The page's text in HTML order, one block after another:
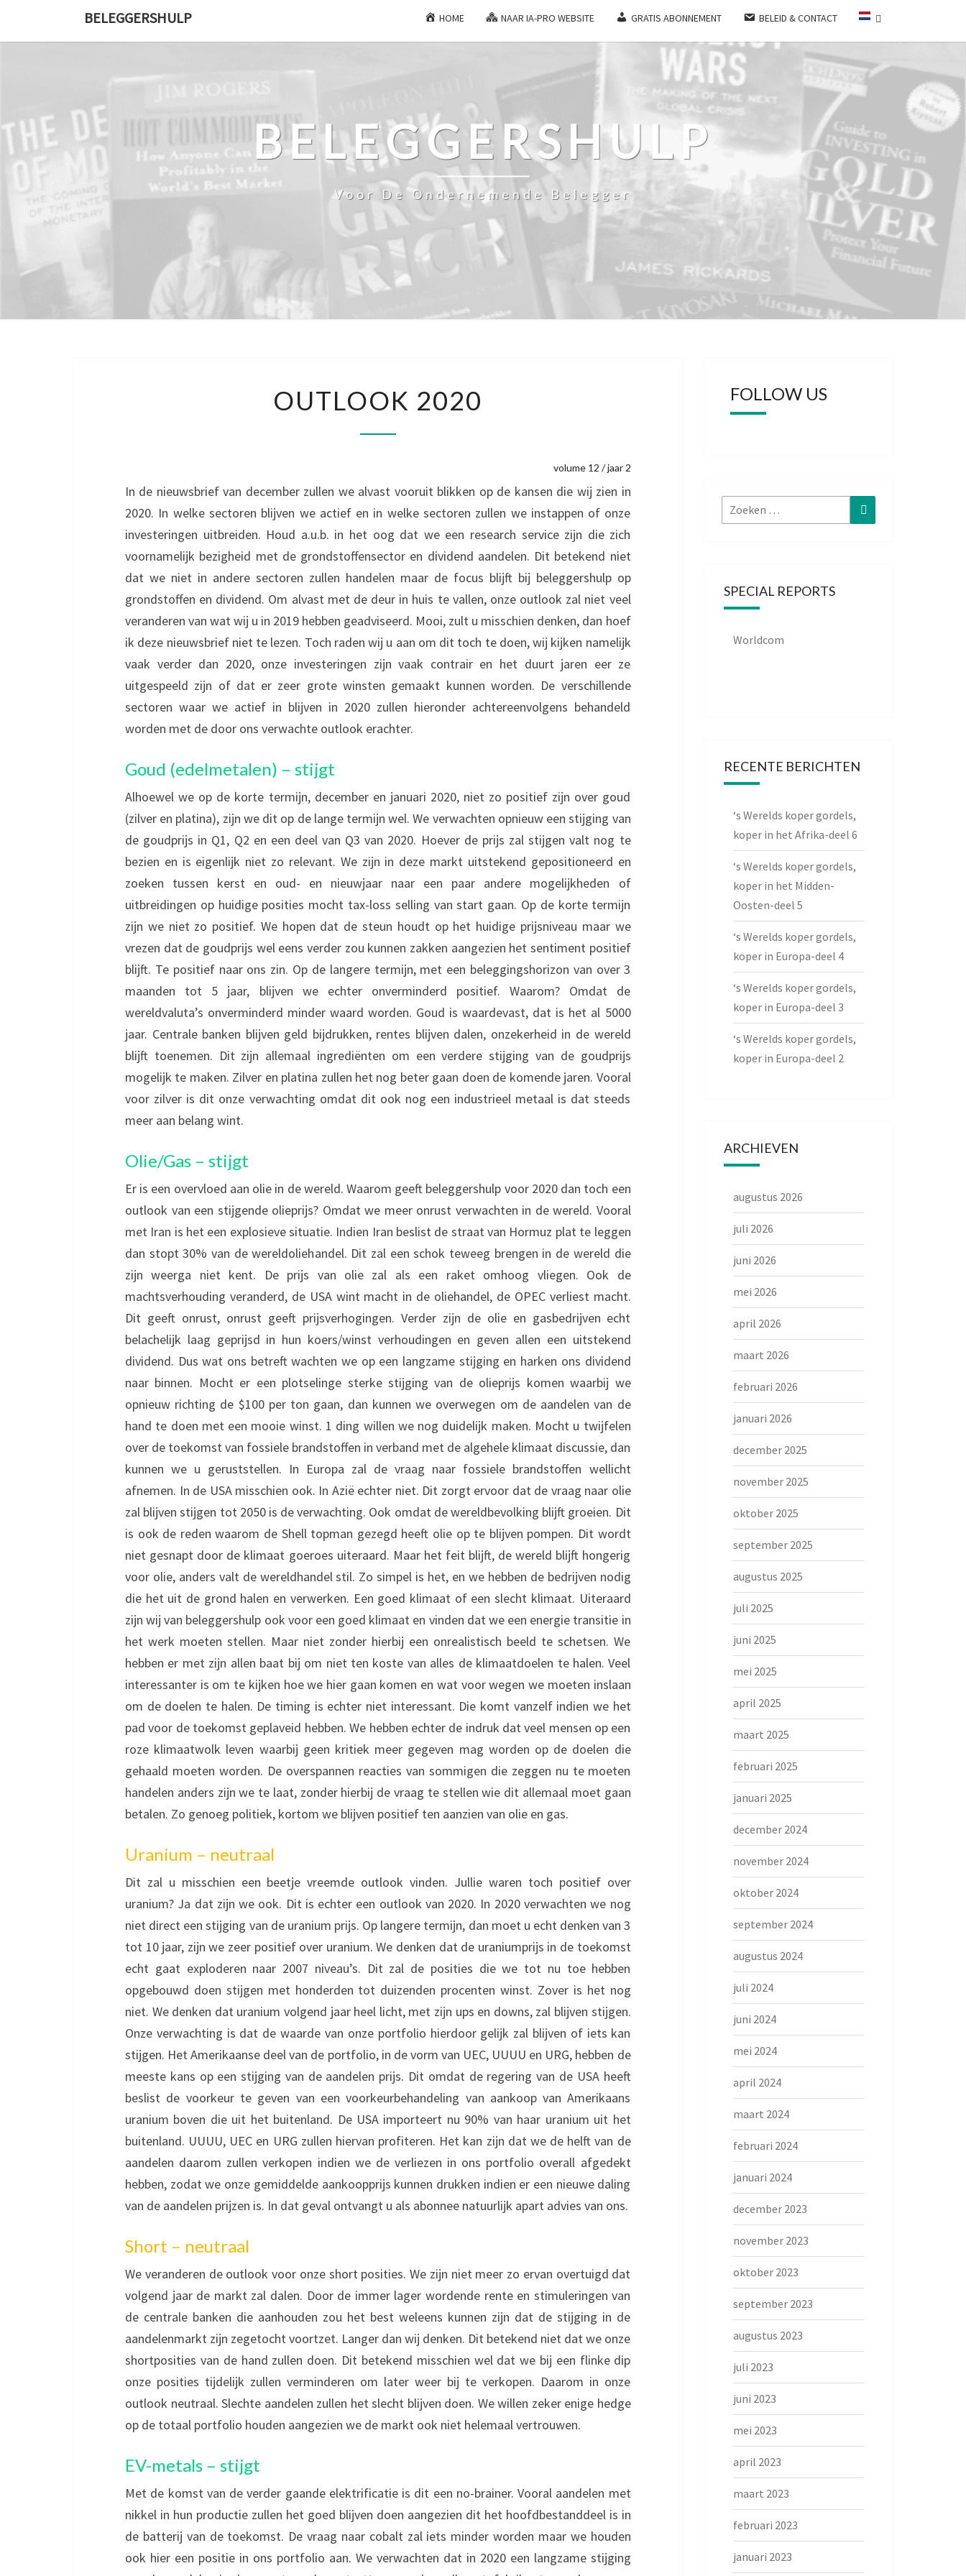
BELEGGERSHULP HOME NAAR IA-PRO WEBSITE GRATIS ABONNEMENT BELEID & CONTACT
BELEGGERSHULP
Voor De Ondernemende Belegger
2020
OUTLOOK 2020
volume 12 / jaar 2
In de nieuwsbrief van december zullen we alvast vooruit blikken op de kansen die wij zien in
2020. In welke sectoren blijven we actief en in welke sectoren zullen we instappen of onze
investeringen uitbreiden. Houd a.u.b. in het oog dat we een research service zijn die zich
voornamelijk bezigheid met de grondstoffensector en dividend aandelen. Dit betekend niet
dat we niet in andere sectoren zullen handelen maar de focus blijft bij beleggershulp op
grondstoffen en dividend. Om alvast met de deur in huis te vallen, onze outlook zal niet veel
veranderen van wat wij u in 2019 hebben geadviseerd. Mooi, zult u misschien denken, dan hoef
ik deze nieuwsbrief niet te lezen. Toch raden wij u aan om dit toch te doen, wij kijken namelijk
vaak verder dan 2020, onze investeringen zijn vaak contrair en het duurt jaren eer ze
uitgespeeld zijn of dat er zeer grote winsten gemaakt kunnen worden. De verschillende
sectoren waar we actief in blijven in 2020 zullen hieronder achtereenvolgens behandeld
worden met de door ons verwachte outlook erachter.
Goud (edelmetalen) – stijgt
Alhoewel we op de korte termijn, december en januari 2020, niet zo positief zijn over goud
(zilver en platina), zijn we dit op de lange termijn wel. We verwachten opnieuw een stijging van
de goudprijs in Q1, Q2 en een deel van Q3 van 2020. Hoever de prijs zal stijgen valt nog te
bezien en is eigenlijk niet zo relevant. We zijn in deze markt uitstekend gepositioneerd en
zoeken tussen kerst en oud- en nieuwjaar naar een paar andere mogelijkheden of
uitbreidingen op huidige posities mocht tax-loss selling van start gaan. Op de korte termijn
zijn we niet zo positief. We hopen dat de steun houdt op het huidige prijsniveau maar we
vrezen dat de goudprijs wel eens verder zou kunnen zakken aangezien het sentiment positief
blijft. Te positief naar ons zin. Op de langere termijn, met een beleggingshorizon van over 3
maanden tot 5 jaar, blijven we echter onverminderd positief. Waarom? Omdat de
wereldvaluta’s onverminderd minder waard worden. Goud is waardevast, dat is het al 5000
jaar. Centrale banken blijven geld bijdrukken, rentes blijven dalen, onzekerheid in de wereld
blijft toenemen. Dit zijn allemaal ingrediënten om een verdere stijging van de goudprijs
mogelijk te maken. Zilver en platina zullen het nog beter gaan doen de komende jaren. Vooral
voor zilver is dit onze verwachting omdat dit ook nog een industrieel metaal is dat steeds
meer aan belang wint.
Olie/Gas – stijgt
Er is een overvloed aan olie in de wereld. Waarom geeft beleggershulp voor 2020 dan toch een
outlook van een stijgende olieprijs? Omdat we meer onrust verwachten in de wereld. Vooral
met Iran is het een explosieve situatie. Indien Iran beslist de straat van Hormuz plat te leggen
dan stopt 30% van de wereldoliehandel. Dit zal een schok teweeg brengen in de wereld die
zijn weerga niet kent. De prijs van olie zal als een raket omhoog vliegen. Ook de
machtsverhouding veranderd, de USA wint macht in de oliehandel, de OPEC verliest macht.
Dit geeft onrust, onrust geeft prijsverhogingen. Verder zijn de olie en gasbedrijven echt
belachelijk laag geprijsd in hun koers/winst verhoudingen en geven allen een uitstekend
dividend. Dus wat ons betreft wachten we op een langzame stijging en harken ons dividend
naar binnen. Mocht er een plotselinge sterke stijging van de olieprijs komen waarbij we
opnieuw richting de $100 per ton gaan, dan kunnen we overwegen om de aandelen van de
hand te doen met een mooie winst. 1 ding willen we nog duidelijk maken. Mocht u twijfelen
over de toekomst van fossiele brandstoffen in verband met de algehele klimaat discussie, dan
kunnen we u geruststellen. In Europa zal de vraag naar fossiele brandstoffen wellicht
afnemen. In de USA misschien ook. In Azië echter niet. Dit zorgt ervoor dat de vraag naar olie
zal blijven stijgen tot 2050 is de verwachting. Ook omdat de wereldbevolking blijft groeien. Dit
is ook de reden waarom de Shell topman gezegd heeft olie op te blijven pompen. Dit wordt
niet gesnapt door de klimaat goeroes uiteraard. Maar het feit blijft, de wereld blijft hongerig
voor olie, anders valt de wereldhandel stil. Zo simpel is het, en we hebben de bedrijven nodig
die het uit de grond halen en verwerken. Een goed klimaat of een slecht klimaat. Uiteraard
zijn wij van beleggershulp ook voor een goed klimaat en vinden dat we een energie transitie in
het werk moeten stellen. Maar niet zonder hierbij een onrealistisch beeld te schetsen. We
hebben er met zijn allen baat bij om niet ten koste van alles de klimaatdoelen te halen. Veel
interessanter is om te kijken hoe we hier gaan komen en wat voor wegen we moeten inslaan
om de doelen te halen. De timing is echter niet interessant. Die komt vanzelf indien we het
pad voor de toekomst geplaveid hebben. We hebben echter de indruk dat veel mensen op een
roze klimaatwolk leven waarbij geen kritiek meer gegeven mag worden op de doelen die
gehaald moeten worden. De overspannen reacties van sommigen die zeggen nu te moeten
handelen anders zijn we te laat, zonder hierbij de vraag te stellen wie dit allemaal moet gaan
betalen. Zo genoeg politiek, kortom we blijven positief ten aanzien van olie en gas.
Uranium – neutraal
Dit zal u misschien een beetje vreemde outlook vinden. Jullie waren toch positief over
uranium? Ja dat zijn we ook. Dit is echter een outlook van 2020. In 2020 verwachten we nog
niet direct een stijging van de uranium prijs. Op langere termijn, dan moet u echt denken van 3
tot 10 jaar, zijn we zeer positief over uranium. We denken dat de uraniumprijs in de toekomst
echt gaat exploderen naar 2007 niveau’s. Dit zal de posities die we tot nu toe hebben
opgebouwd doen stijgen met honderden tot duizenden procenten winst. Zover is het nog
niet. We denken dat uranium volgend jaar heel licht, met zijn ups en downs, zal blijven stijgen.
Onze verwachting is dat de waarde van onze portfolio hierdoor gelijk zal blijven of iets kan
stijgen. Het Amerikaanse deel van de portfolio, in de vorm van UEC, UUUU en URG, hebben de
meeste kans op een stijging van de aandelen prijs. Dit omdat de regering van de USA heeft
beslist de voorkeur te geven van een voorkeurbehandeling van aankoop van Amerikaans
uranium boven die uit het buitenland. De USA importeert nu 90% van haar uranium uit het
buitenland. UUUU, UEC en URG zullen hiervan profiteren. Het kan zijn dat we de helft van de
aandelen daarom zullen verkopen indien we de verliezen in ons portfolio overall afgedekt
hebben, zodat we onze gemiddelde aankoopprijs kunnen drukken indien er een nieuwe daling
van de aandelen prijzen is. In dat geval ontvangt u als abonnee natuurlijk apart advies van ons.
Short – neutraal
We veranderen de outlook voor onze short posities. We zijn niet meer zo ervan overtuigd dat
volgend jaar de markt zal dalen. Door de immer lager wordende rente en stimuleringen van
de centrale banken die aanhouden zou het best weleens kunnen zijn dat de stijging in de
aandelenmarkt zijn zegetocht voortzet. Langer dan wij denken. Dit betekend niet dat we onze
shortposities van de hand zullen doen. Dit betekend misschien wel dat we bij een flinke dip
onze posities tijdelijk zullen verminderen om later weer bij te verkopen. Daarom in onze
outlook neutraal. Slechte aandelen zullen het slecht blijven doen. We willen zeker enige hedge
op de totaal portfolio houden aangezien we de markt ook niet helemaal vertrouwen.
EV-metals – stijgt
Met de komst van de verder gaande elektrificatie is dit een no-brainer. Vooral aandelen met
nikkel in hun productie zullen het goed blijven doen aangezien dit het hoofdbestanddeel is in
de batterij van de toekomst. De vraag naar cobalt zal iets minder worden maar we houden
ook hier een positie in ons portfolio aan. We verwachten dat in 2020 een langzame stijging
FOLLOW US
Zoeken
naar:
Zoeken
SPECIAL REPORTS
Worldcom
RECENTE BERICHTEN
‘s Werelds koper gordels,
koper in het Afrika-deel 6
‘s Werelds koper gordels,
koper in het Midden-
Oosten-deel 5
‘s Werelds koper gordels,
koper in Europa-deel 4
‘s Werelds koper gordels,
koper in Europa-deel 3
‘s Werelds koper gordels,
koper in Europa-deel 2
ARCHIEVEN
augustus 2026
juli 2026
juni 2026
mei 2026
april 2026
maart 2026
februari 2026
januari 2026
december 2025
november 2025
oktober 2025
september 2025
augustus 2025
juli 2025
juni 2025
mei 2025
april 2025
maart 2025
februari 2025
januari 2025
december 2024
november 2024
oktober 2024
september 2024
augustus 2024
juli 2024
juni 2024
mei 2024
april 2024
maart 2024
februari 2024
januari 2024
december 2023
november 2023
oktober 2023
september 2023
augustus 2023
juli 2023
juni 2023
mei 2023
april 2023
maart 2023
februari 2023
januari 2023